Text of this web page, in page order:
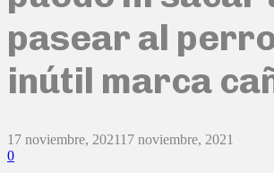
pasear al
inútil marca
17 noviembre, 202117 noviembre, 2021
0